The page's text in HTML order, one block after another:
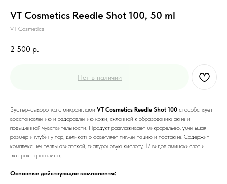
VT Cosmetics Reedle Shot 100, 50 ml
VT Cosmetics
2 500 р.
Нет в наличии
Бустер-сыворотка с микроиглами VT Cosmetics Reedle Shot 100 способствует
восстановлению и оздоровлению кожи, склонной к образованию акне и
повышенной чувствительности. Продукт разглаживает микрорельеф, уменьшая
размер и глубину пор, деликатно осветляет пигментацию и постакне. Содержит
комплекс центеллы азиатской, гиалуроновую кислоту, 17 видов аминокислот и
экстракт прополиса.
Основные действующие компоненты: